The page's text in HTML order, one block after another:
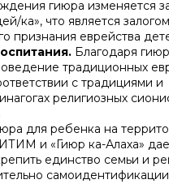
гиюра изменяется
ка», что является залогом
признания еврейства
Благодаря
традиционных
с традициями и
религиозных
для ребенка на
и «Гиюр ка-Алаха»
единство семьи и